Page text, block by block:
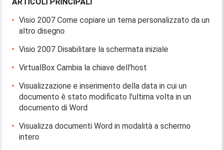
Visio 2007 Come copiare un tema personalizzato da un
altro disegno
Visio 2007 Disabilitare la schermata iniziale
VirtualBox Cambia la chiave dell'host
Visualizzazione e inserimento della data in cui un
documento è stato modificato l'ultima volta in un
documento di Word
Visualizza documenti Word in modalità a schermo
intero